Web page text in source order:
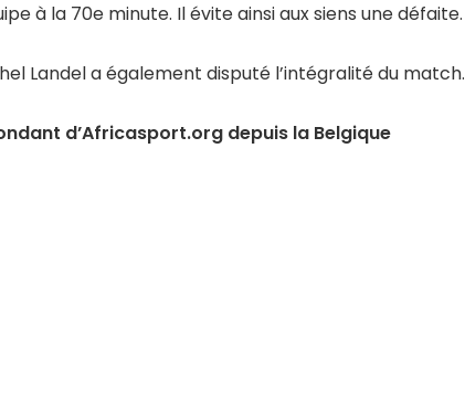
à la 70e minute. Il évite ainsi aux siens une défaite.
Landel a également disputé l’intégralité du match.
d’Africasport.org depuis la Belgique